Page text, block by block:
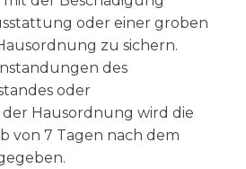
oder einer groben
zu sichern.
des
oder
Hausordnung wird die
von 7 Tagen nach dem